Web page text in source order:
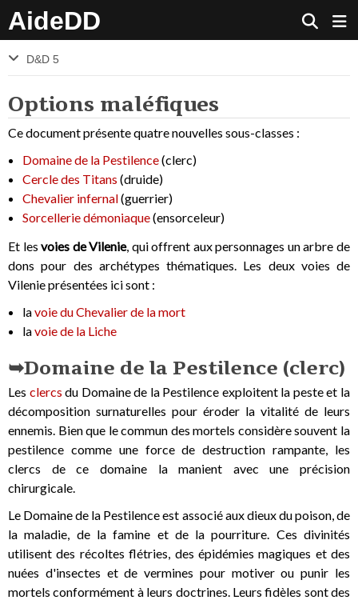
AideDD
D&D 5
Options maléfiques
Ce document présente quatre nouvelles sous-classes :
Domaine de la Pestilence(clerc)
Cercle des Titans (druide)
Chevalier infernal(guerrier)
Sorcellerie démoniaque(ensorceleur)
Et lesvoies de Vilenie, qui offrent aux personnages un arbre de
dons pour des archétypes thématiques. Les deux voies de
Vilenie présentées ici sont :
lavoie du Chevalier de la mort
lavoie de la Liche
Domaine de la Pestilence (clerc)
Les clercs du Domaine de la Pestilence exploitent la peste et la
décomposition surnaturelles pour éroder la vitalité de leurs
ennemis. Bien que le commun des mortels considère souvent la
pestilence comme une force de destruction rampante, les
clercs de ce domaine la manient avec une précision
chirurgicale.
Le Domaine de la Pestilence est associé aux dieux du poison, de
la maladie, de la famine et de la pourriture. Ces divinités
utilisent des récoltes flétries, des épidémies magiques et des
nuées d'insectes et de vermines pour motiver ou punir les
mortels conformément à leurs doctrines. Leurs fidèles sont des